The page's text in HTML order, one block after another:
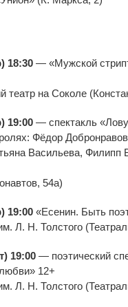
18:30 — «Мужской
театр на Соколе
19:00 — спектакль «
ролях: Фёдор
Васильева, Филипп
54а)
19:00 «Есенин. Быть
Л. Н. Толстого
19:00 — поэтический
любви» 12+
Л. Н. Толстого